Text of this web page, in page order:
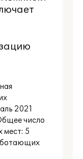
2021
число
мест: 5